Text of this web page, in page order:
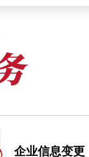
企业信息变更